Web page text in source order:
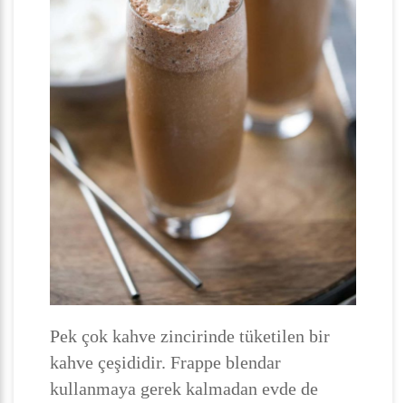
Pek çok kahve zincirinde tüketilen bir
kahve çeşididir. Frappe blendar
kullanmaya gerek kalmadan evde de